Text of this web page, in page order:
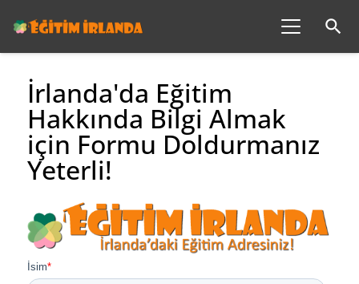
search
İrlanda'da Eğitim
Hakkında Bilgi Almak
için Formu Doldurmanız
Yeterli!